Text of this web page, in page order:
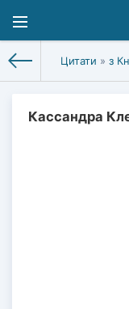
Цитати » з
Кассандра